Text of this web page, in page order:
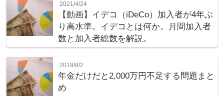
2021/4/24
【動画】イデコ（iDeCo）加入者が4年ぶ
り高水準。イデコとは何か。月間加入者
数と加入者総数を解説。
2019/8/2
年金だけだと2,000万円不足する問題まと
め